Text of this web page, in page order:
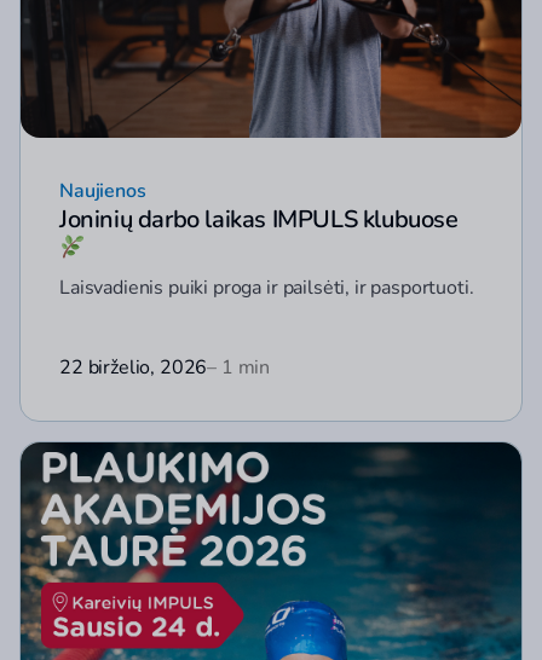
Naujienos
Joninių darbo laikas IMPULS klubuose
Laisvadienis puiki proga ir pailsėti, ir pasportuoti.
22 birželio, 2026– 1 min